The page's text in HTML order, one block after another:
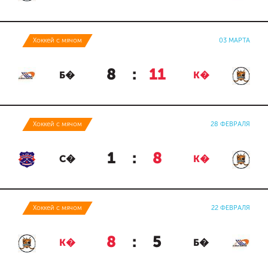
Хоккей с мячом 03 МАРТА
Б� 8 : 11 К�
Хоккей с мячом 28 ФЕВРАЛЯ
С� 1 : 8 К�
Хоккей с мячом 22 ФЕВРАЛЯ
К� 8 : 5 Б�